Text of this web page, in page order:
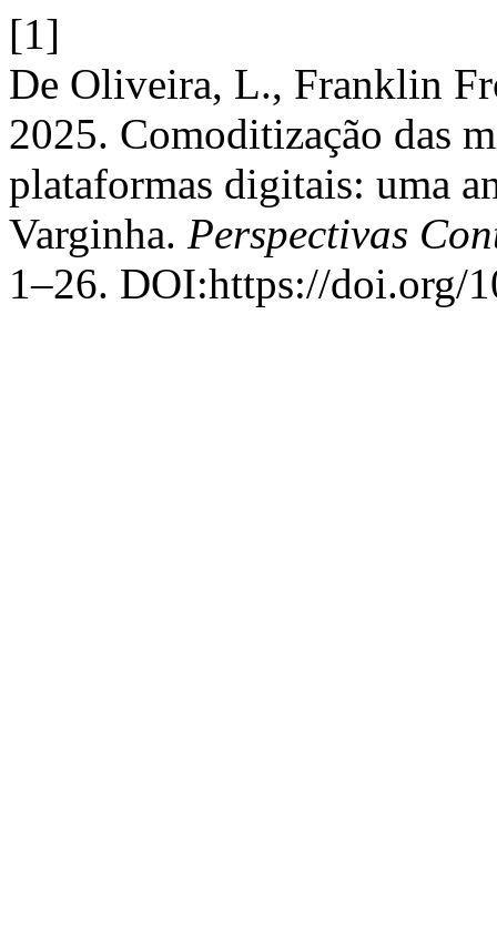
[1]
De Oliveira, L., Franklin
2025. Comoditização das
plataformas digitais: uma
Varginha. Perspectivas
1–26. DOI:https://doi.org/